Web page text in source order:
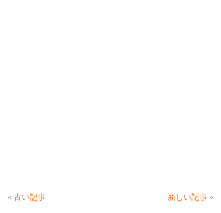
« 古い記事 新しい記事 »